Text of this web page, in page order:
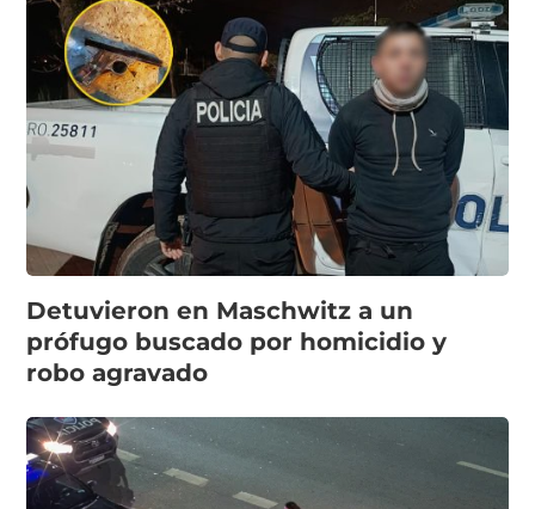
Detuvieron en Maschwitz a un
prófugo buscado por homicidio y
robo agravado